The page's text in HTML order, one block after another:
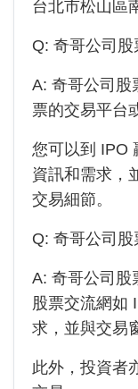
台北市松山區
Q: 奇哥公司 股
A: 奇哥公司 股
票的交易平台
您可以到 IPO
資訊和需求，
交易細節。
Q: 奇哥公司 股
A: 奇哥公司 股
股票交流網如
求，並與交易
此外，投資者